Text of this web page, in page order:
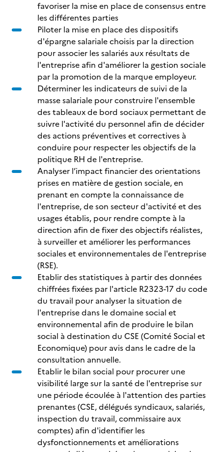
favoriser la mise en place de consensus entre
les différentes parties
Piloter la mise en place des dispositifs
d'épargne salariale choisis par la direction
pour associer les salariés aux résultats de
l'entreprise afin d'améliorer la gestion sociale
par la promotion de la marque employeur.
Déterminer les indicateurs de suivi de la
masse salariale pour construire l'ensemble
des tableaux de bord sociaux permettant de
suivre l'activité du personnel afin de décider
des actions préventives et correctives à
conduire pour respecter les objectifs de la
politique RH de l'entreprise.
Analyser l’impact financier des orientations
prises en matière de gestion sociale, en
prenant en compte la connaissance de
l'entreprise, de son secteur d'activité et des
usages établis, pour rendre compte à la
direction afin de fixer des objectifs réalistes,
à surveiller et améliorer les performances
sociales et environnementales de l'entreprise
(RSE).
Etablir des statistiques à partir des données
chiffrées fixées par l'article R2323-17 du code
du travail pour analyser la situation de
l'entreprise dans le domaine social et
environnemental afin de produire le bilan
social à destination du CSE (Comité Social et
Economique) pour avis dans le cadre de la
consultation annuelle.
Etablir le bilan social pour procurer une
visibilité large sur la santé de l'entreprise sur
une période écoulée à l'attention des parties
prenantes (CSE, délégués syndicaux, salariés,
inspection du travail, commissaire aux
comptes) afin d'identifier les
dysfonctionnements et améliorations